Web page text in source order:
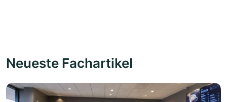
Neueste Fachartikel